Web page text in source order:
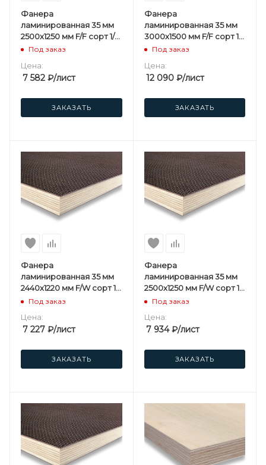
Фанера
ламинированная 35 мм
2500х1250 мм F/F сорт 1/1
березовая
Под заказ
Цена:
7 582 ₽/лист
ЗАКАЗАТЬ
Фанера
ламинированная 35 мм
3000х1500 мм F/F сорт 1/1
березовая
Под заказ
Цена:
12 090₽/лист
ЗАКАЗАТЬ
Фанера
ламинированная 35 мм
2440х1220 мм F/W сорт 1/1
березовая
Под заказ
Цена:
7 227 ₽/лист
ЗАКАЗАТЬ
Фанера
ламинированная 35 мм
2500х1250 мм F/W сорт 1/1
березовая
Под заказ
Цена:
7 934₽/лист
ЗАКАЗАТЬ